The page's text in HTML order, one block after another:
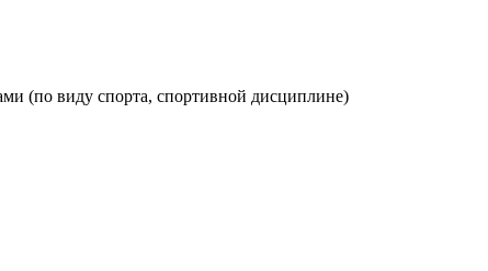
(по виду спорта, спортивной дисциплине)